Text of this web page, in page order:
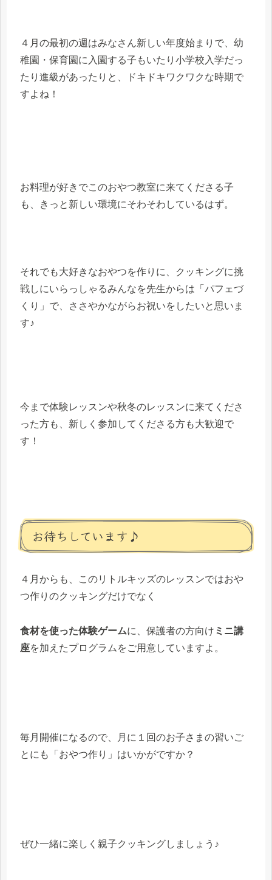
４月の最初の週はみなさん新しい年度始まりで、幼
稚園・保育園に入園する子もいたり小学校入学だっ
たり進級があったりと、ドキドキワクワクな時期で
すよね！
お料理が好きでこのおやつ教室に来てくださる子
も、きっと新しい環境にそわそわしているはず。
それでも大好きなおやつを作りに、クッキングに挑
戦しにいらっしゃるみんなを先生からは「パフェづ
くり」で、ささやかながらお祝いをしたいと思いま
す♪
今まで体験レッスンや秋冬のレッスンに来てくださ
った方も、新しく参加してくださる方も大歓迎で
す！
お待ちしています♪
４月からも、このリトルキッズのレッスンではおや
つ作りのクッキングだけでなく
食材を使った体験ゲームに、保護者の方向け ミニ講
座を加えたプログラムをご用意していますよ。
毎月開催になるので、月に１回のお子さまの習いご
とにも「おやつ作り」はいかがですか？
ぜひ一緒に楽しく親子クッキングしましょう♪